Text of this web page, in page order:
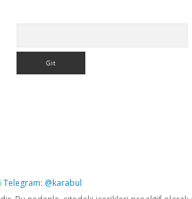
Telegram: @karabul